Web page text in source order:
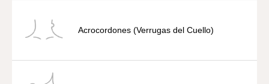
Acrocordones (Verrugas del Cuello)